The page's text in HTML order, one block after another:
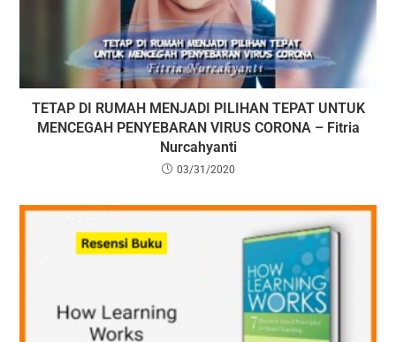
TETAP DI RUMAH MENJADI PILIHAN TEPAT UNTUK
MENCEGAH PENYEBARAN VIRUS CORONA – Fitria
Nurcahyanti
03/31/2020